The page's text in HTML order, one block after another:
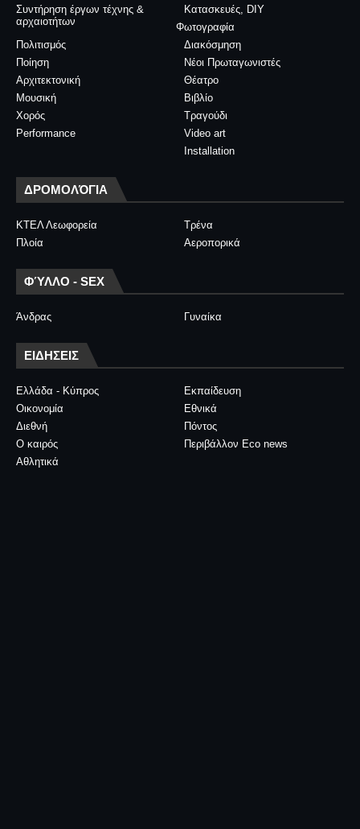
Συντήρηση έργων τέχνης &
αρχαιοτήτων
Κατασκευές, DIY
Φωτογραφία
Διακόσμηση
Πολιτισμός
Νέοι Πρωταγωνιστές
Ποίηση
Θέατρο
Αρχιτεκτονική
Βιβλίο
Μουσική
Τραγούδι
Χορός
Video art
Performance
Installation
ΔΡΟΜΟΛΌΓΙΑ
ΚΤΕΛ Λεωφορεία
Τρένα
Πλοία
Αεροπορικά
ΦΎΛΛΟ - SEX
Άνδρας Γυναίκα
ΕΙΔΗΣΕΙΣ
Ελλάδα - Κύπρος
Εκπαίδευση
Οικονομία
Εθνικά
Διεθνή
Πόντος
Ο καιρός
Περιβάλλον Eco news
Αθλητικά